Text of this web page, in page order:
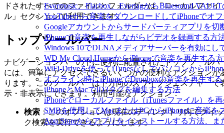
Evermusic、Flacbox、EvertagからBluesound
YouTubeから音楽をダウンロードしてiPhoneでオ
Googleアカウントからサードパーティアプリを切
iPhoneで音楽を再生しながらビデオを録画する方
Windows 10でDLNAメディアサーバーを有効にし
WD My Cloud HomeからiPhoneで音楽を再生する
WiFi-Driveを使ってiTunesなしでパソコンから
オフライン時にiPhoneでDropboxの音楽を再生する
iPhoneとMacでID3タグを編集する方法
iPhoneでローカルファイル（iTunesファイル）を
SMBを使用してMacまたはPCからiPhoneに音楽を
App Storeからアプリをインストールする方法、
ドされたすべてのファイルとフォルダーは「ローカルファイ
ル」セクションで利用できます。
トップツールバー
ナビゲーションバーの下に便利に配置されたトップツールバ
には、簡単にアクセスできるいくつかの便利なアクションが
ります。このツールバーは下方向のスワイプジェスチャーで
示・非表示にできます。利用可能なアクション：
検索 ：このオプションは現在のディレクトリ内でクイッ
ク検索を実行できるようにします。